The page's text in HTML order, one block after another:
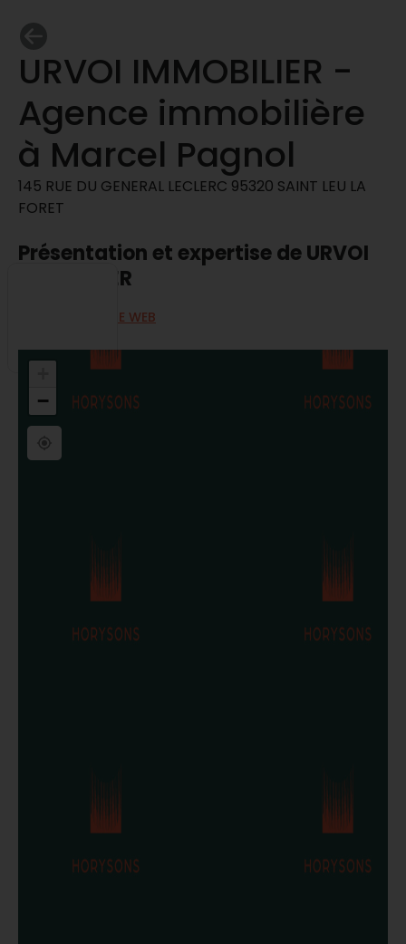
URVOI IMMOBILIER -
Agence immobilière
à Marcel Pagnol
145 RUE DU GENERAL LECLERC 95320 SAINT LEU LA
FORET
Présentation et expertise de URVOI
IMMOBILIER
ALLER SUR LE SITE WEB
−